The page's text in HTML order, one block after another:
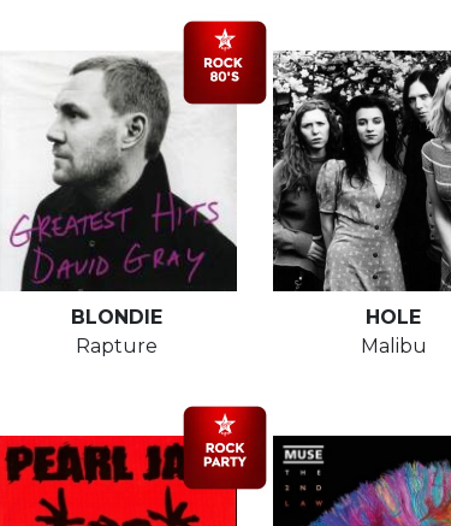
BLONDIE
Rapture
HOLE
Malibu